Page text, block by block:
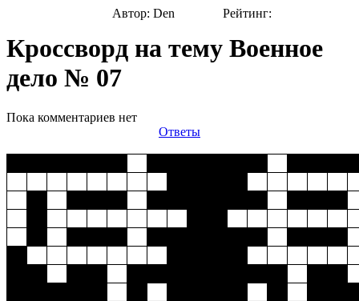
Автор: Den Рейтинг:
Кроссворд на тему Военное
дело № 07
Пока комментариев нет
Ответы